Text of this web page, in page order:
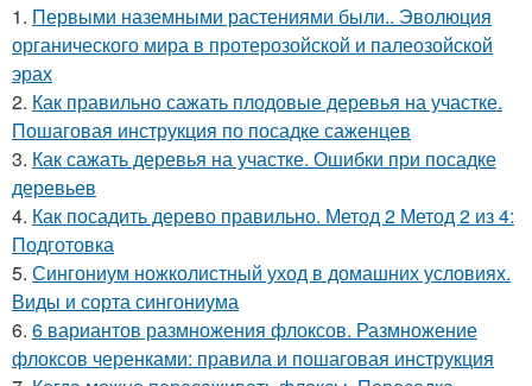
1. Первыми наземными растениями были.. Эволюция
органического мира в протерозойской и палеозойской
эрах
2. Как правильно сажать плодовые деревья на участке.
Пошаговая инструкция по посадке саженцев
3. Как сажать деревья на участке. Ошибки при посадке
деревьев
4. Как посадить дерево правильно. Метод 2 Метод 2 из 4:
Подготовка
5. Сингониум ножколистный уход в домашних условиях.
Виды и сорта сингониума
6. 6 вариантов размножения флоксов. Размножение
флоксов черенками: правила и пошаговая инструкция